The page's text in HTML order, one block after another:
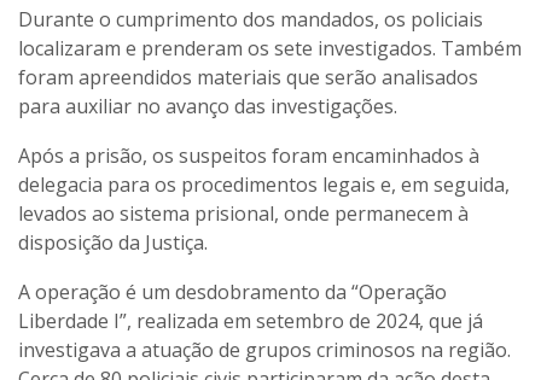
Durante o cumprimento dos mandados, os policiais
localizaram e prenderam os sete investigados. Também
foram apreendidos materiais que serão analisados
para auxiliar no avanço das investigações.
Após a prisão, os suspeitos foram encaminhados à
delegacia para os procedimentos legais e, em seguida,
levados ao sistema prisional, onde permanecem à
disposição da Justiça.
A operação é um desdobramento da “Operação
Liberdade I”, realizada em setembro de 2024, que já
investigava a atuação de grupos criminosos na região.